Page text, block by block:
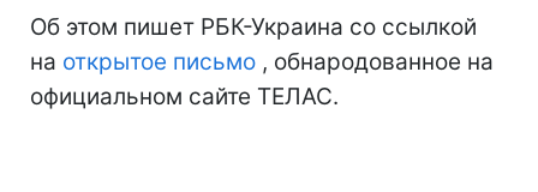
Об этом пишет РБК-Украина со ссылкой
на открытое письмо , обнародованное на
официальном сайте ТЕЛАС.